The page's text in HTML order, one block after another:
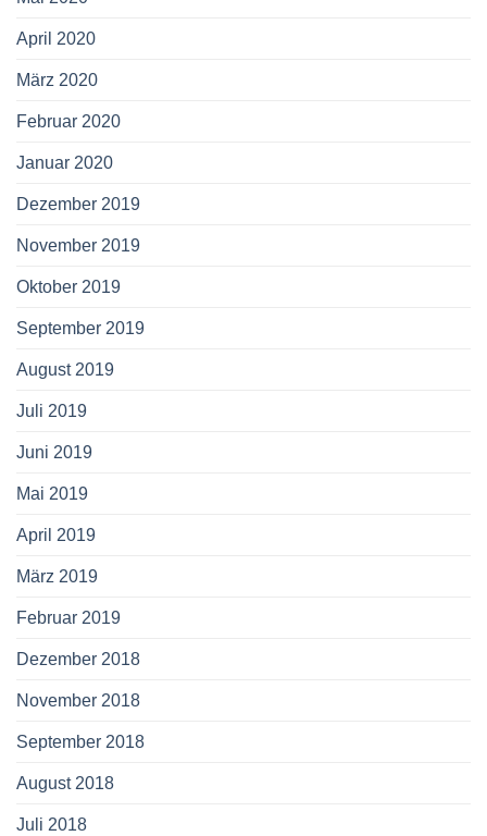
April 2020
März 2020
Februar 2020
Januar 2020
Dezember 2019
November 2019
Oktober 2019
September 2019
August 2019
Juli 2019
Juni 2019
Mai 2019
April 2019
März 2019
Februar 2019
Dezember 2018
November 2018
September 2018
August 2018
Juli 2018